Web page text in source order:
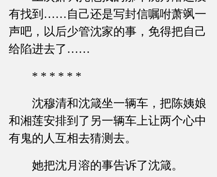
有找到……自己还是写封信嘱咐萧飒一
声吧，以后少管沈家的事，免得把自己
给陷进去了……
* * * * * *
沈穆清和沈箴坐一辆车，把陈姨娘
和湘莲安排到了另一辆车上让两个心中
有鬼的人互相去猜测去。
她把沈月溶的事告诉了沈箴。